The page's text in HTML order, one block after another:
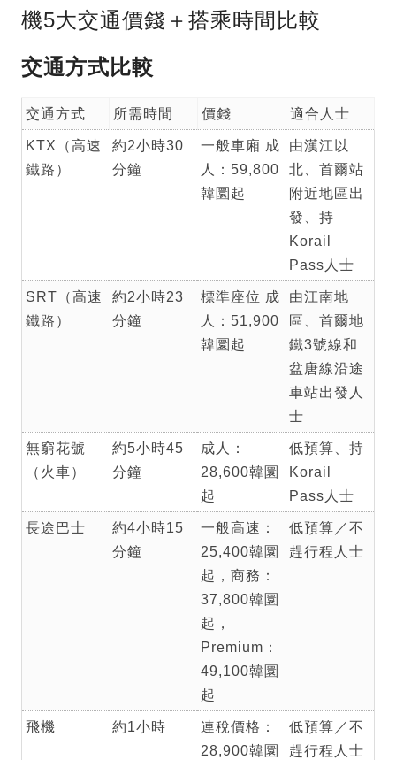
機5大交通價錢＋搭乘時間比較
交通方式比較
交通方式 所需時間 價錢 適合人士
KTX（高速
鐵路）
約2小時30
分鐘
一般車廂 成
人：59,800
韓圜起
由漢江以
北、首爾站
附近地區出
發、持
Korail
Pass人士
SRT（高速
鐵路）
約2小時23
分鐘
標準座位 成
人：51,900
韓圜起
由江南地
區、首爾地
鐵3號線和
盆唐線沿途
車站出發人
士
無窮花號
（火車）
約5小時45
分鐘
成人：
28,600韓圜
起
低預算、持
Korail
Pass人士
長途巴士
約4小時15
分鐘
一般高速：
25,400韓圜
起，商務：
37,800韓圜
起，
Premium：
49,100韓圜
起
低預算／不
趕行程人士
飛機 約1小時
連稅價格：
28,900韓圜
低預算／不
趕行程人士